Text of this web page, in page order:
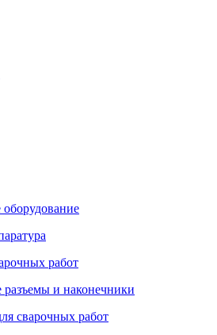
оборудование
работ
разъемы и наконечники
сварочных работ